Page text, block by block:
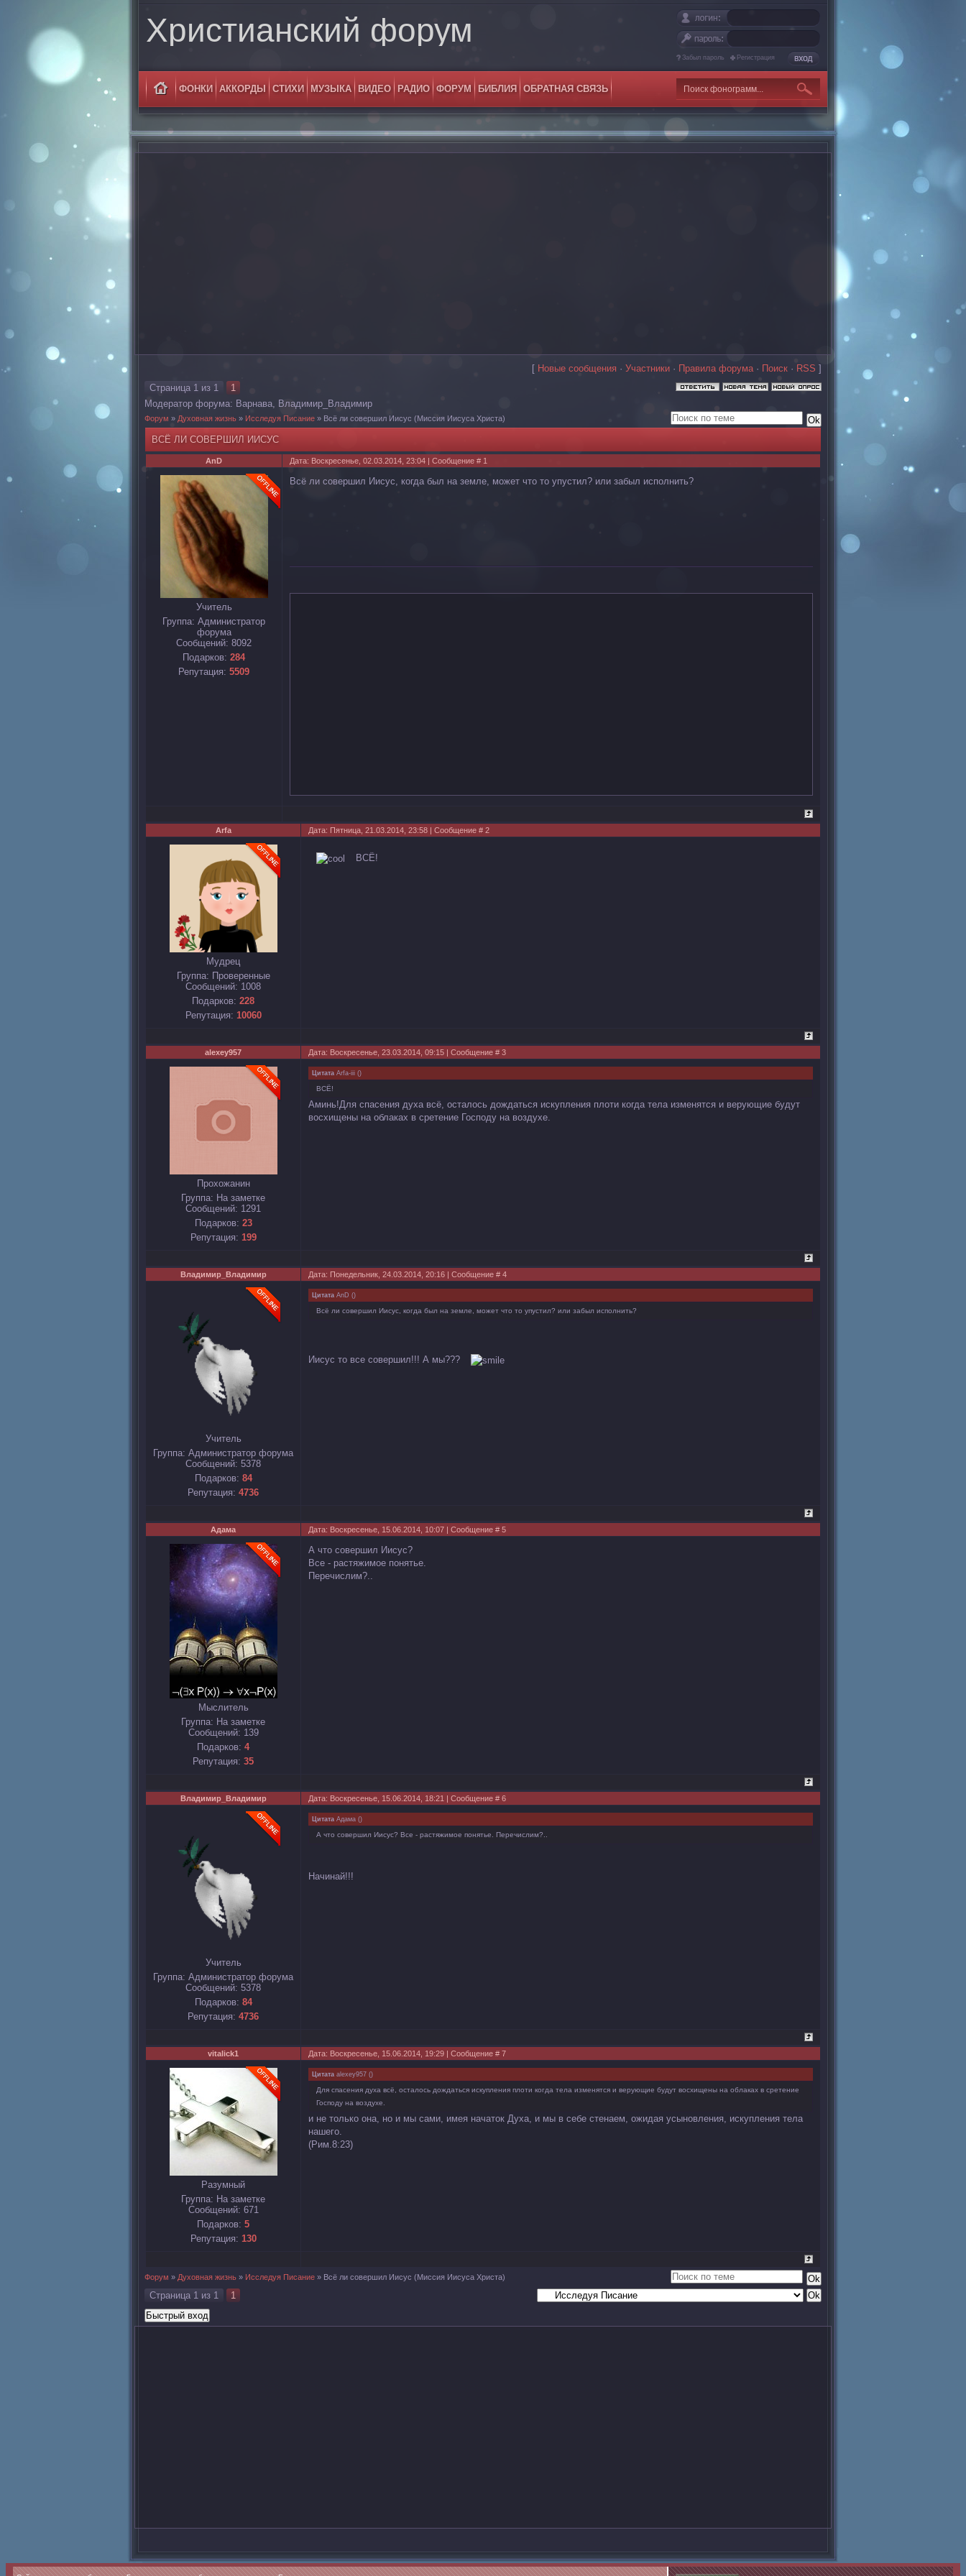
Христианский форум
Забыл пароль Регистрация
ФОНКИ АККОРДЫ СТИХИ МУЗЫКА ВИДЕО РАДИО ФОРУМ БИБЛИЯ ОБРАТНАЯ СВЯЗЬ
[ Новые сообщения · Участники · Правила форума· Поиск · RSS ]
Страница 1 из 1
1
Модератор форума: Варнава, Владимир_Владимир
Форум » Духовная жизнь » Исследуя Писание » Всё ли совершил Иисус (Миссия Иисуса Христа)
ВСЁ ЛИ СОВЕРШИЛ ИИСУС
AnD Дата: Воскресенье, 02.03.2014, 23:04 | Сообщение # 1
Учитель
Группа: Администратор
форума
Сообщений: 8092
Подарков: 284
Репутация: 5509
Всё ли совершил Иисус, когда был на земле, может что то упустил? или забыл исполнить?
Arfa Дата: Пятница, 21.03.2014, 23:58 | Сообщение # 2
Мудрец
Группа: Проверенные
Сообщений: 1008
Подарков: 228
Репутация: 10060
ВСЁ!
alexey957 Дата: Воскресенье, 23.03.2014, 09:15 | Сообщение # 3
Прохожанин
Группа: На заметке
Сообщений: 1291
Подарков: 23
Репутация: 199
Цитата Arfa-iii ()
ВСЁ!
Аминь!Для спасения духа всё, осталось дождаться искупления плоти когда тела изменятся и верующие будут
восхищены на облаках в сретение Господу на воздухе.
Владимир_Владимир Дата: Понедельник, 24.03.2014, 20:16 | Сообщение # 4
Учитель
Группа: Администратор форума
Сообщений: 5378
Подарков: 84
Репутация: 4736
Цитата AnD ()
Всё ли совершил Иисус, когда был на земле, может что то упустил? или забыл исполнить?
Иисус то все совершил!!! А мы???
Адама Дата: Воскресенье, 15.06.2014, 10:07 | Сообщение # 5
Мыслитель
Группа: На заметке
Сообщений: 139
Подарков: 4
Репутация: 35
А что совершил Иисус?
Все - растяжимое понятье.
Перечислим?..
Владимир_Владимир Дата: Воскресенье, 15.06.2014, 18:21 | Сообщение # 6
Учитель
Группа: Администратор форума
Сообщений: 5378
Подарков: 84
Репутация: 4736
Цитата Адама ()
А что совершил Иисус? Все - растяжимое понятье. Перечислим?..
Начинай!!!
vitalick1 Дата: Воскресенье, 15.06.2014, 19:29 | Сообщение # 7
Разумный
Группа: На заметке
Сообщений: 671
Подарков: 5
Репутация: 130
Цитата alexey957 ()
Для спасения духа всё, осталось дождаться искупления плоти когда тела изменятся и верующие будут восхищены на облаках в сретение
Господу на воздухе.
и не только она, но и мы сами, имея начаток Духа, и мы в себе стенаем, ожидая усыновления, искупления тела
нашего.
(Рим.8:23)
Форум » Духовная жизнь » Исследуя Писание » Всё ли совершил Иисус (Миссия Иисуса Христа)
Страница 1 из 1 1